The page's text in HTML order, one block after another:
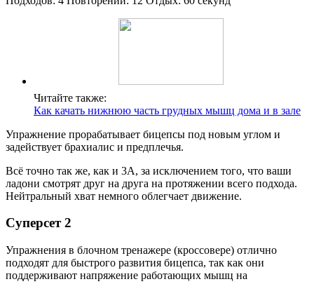
Читайте также:
Как качать нижнюю часть грудных мышц дома и в зале
Упражнение прорабатывает бицепсы под новым углом и
задействует брахиалис и предплечья.
Всё точно так же, как и 3А, за исключением того, что ваши
ладони смотрят друг на друга на протяжении всего подхода.
Нейтральный хват немного облегчает движение.
Суперсет 2
Упражнения в блочном тренажере (кроссовере) отлично
подходят для быстрого развития бицепса, так как они
поддерживают напряжение работающих мышц на